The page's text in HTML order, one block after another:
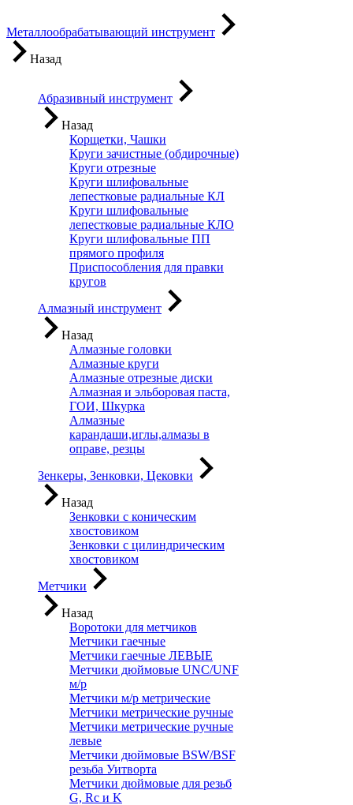
Металлообрабатывающий инструмент
Назад
Абразивный инструмент
Назад
Корщетки, Чашки
Круги зачистные (обдирочные)
Круги отрезные
Круги шлифовальные
лепестковые радиальные КЛ
Круги шлифовальные
лепестковые радиальные КЛО
Круги шлифовальные ПП
прямого профиля
Приспособления для правки
кругов
Алмазный инструмент
Назад
Алмазные головки
Алмазные круги
Алмазные отрезные диски
Алмазная и эльборовая паста,
ГОИ, Шкурка
Алмазные
карандаши,иглы,алмазы в
оправе, резцы
Зенкеры, Зенковки, Цековки
Назад
Зенковки с коническим
хвостовиком
Зенковки с цилиндрическим
хвостовиком
Метчики
Назад
Воротоки для метчиков
Метчики гаечные
Метчики гаечные ЛЕВЫЕ
Метчики дюймовые UNC/UNF
м/р
Метчики м/р метрические
Метчики метрические ручные
Метчики метрические ручные
левые
Метчики дюймовые BSW/BSF
резьба Уитворта
Метчики дюймовые для резьб
G, Rc и K